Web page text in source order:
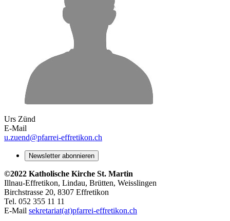
Urs Zünd
E-Mail
u.zuend@pfarrei-effretikon.ch
Newsletter abonnieren
©2022 Katholische Kirche St. Martin
Illnau-Effretikon, Lindau, Brütten, Weisslingen
Birchstrasse 20, 8307 Effretikon
Tel. 052 355 11 11
E-Mail sekretariat(at)pfarrei-effretikon.ch